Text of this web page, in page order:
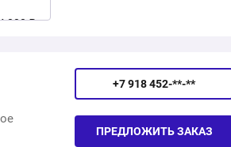
000 ₽
000 ₽
+7 918 452-**-**
ПРЕДЛОЖИТЬ ЗАКАЗ